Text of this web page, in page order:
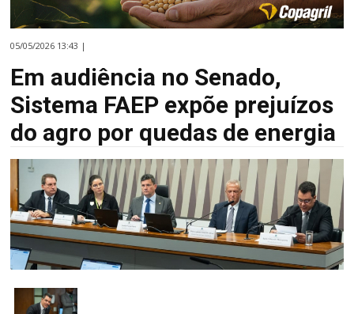
05/05/2026 13:43 |
Em audiência no Senado,
Sistema FAEP expõe prejuízos
do agro por quedas de energia